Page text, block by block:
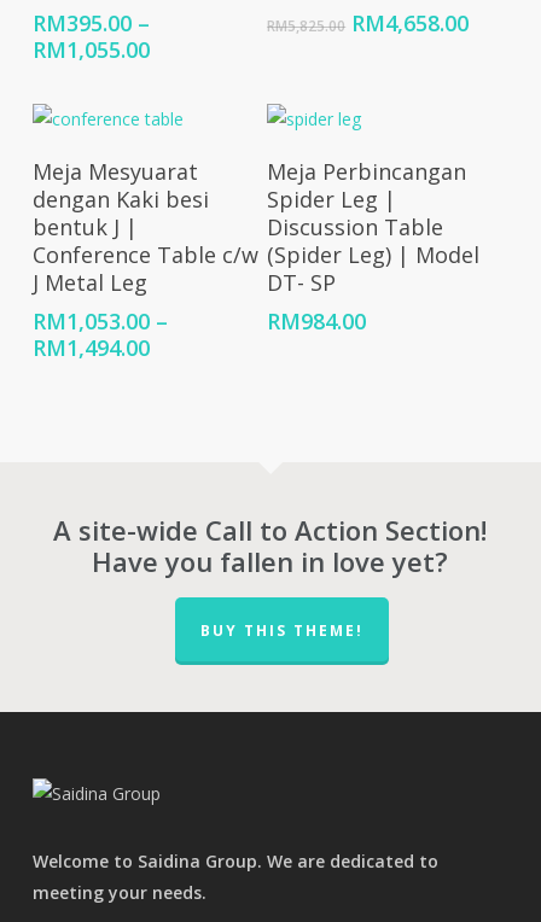
RM395.00 –
RM1,055.00Price
through
RM5,825.00 Original
RM4,658.00
Select Options
Meja Mesyuarat
dengan Kaki besi
bentuk J |
Conference Table c/w
J Metal Leg
RM1,053.00 –
RM1,494.00Price
Add To Cart
Meja Perbincangan
Spider Leg |
Discussion Table
(Spider Leg) | Model
DT- SP
RM984.00
A site-wide Call to Action Section!
Have you fallen in love yet?
BUY THIS THEME!
Welcome to Saidina Group. We are dedicated to
meeting your needs.